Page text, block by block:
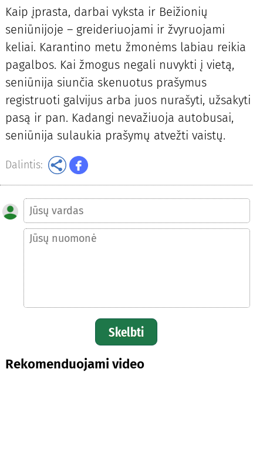
Kaip įprasta, darbai vyksta ir Beižionių
seniūnijoje – greideriuojami ir žvyruojami
keliai. Karantino metu žmonėms labiau reikia
pagalbos. Kai žmogus negali nuvykti į vietą,
seniūnija siunčia skenuotus prašymus
registruoti galvijus arba juos nurašyti, užsakyti
pasą ir pan. Kadangi nevažiuoja autobusai,
seniūnija sulaukia prašymų atvežti vaistų.
Dalintis:
Skelbti
Rekomenduojami video